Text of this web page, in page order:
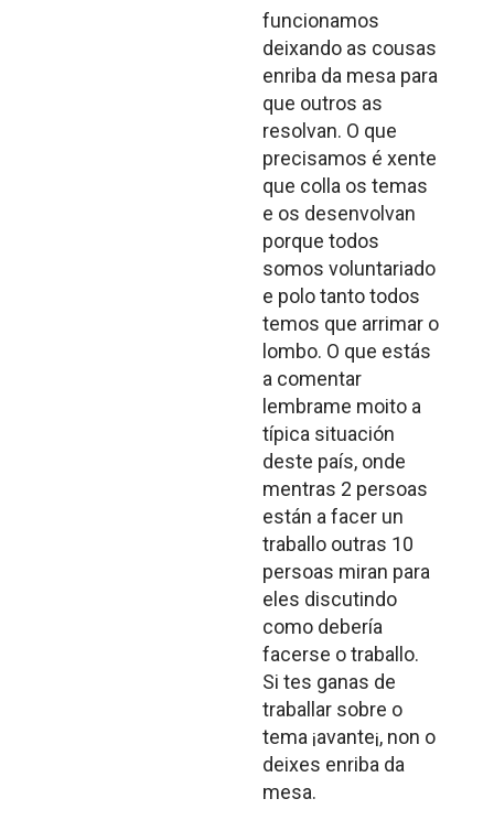
funcionamos
deixando as cousas
enriba da mesa para
que outros as
resolvan. O que
precisamos é xente
que colla os temas
e os desenvolvan
porque todos
somos voluntariado
e polo tanto todos
temos que arrimar o
lombo. O que estás
a comentar
lembrame moito a
típica situación
deste país, onde
mentras 2 persoas
están a facer un
traballo outras 10
persoas miran para
eles discutindo
como debería
facerse o traballo.
Si tes ganas de
traballar sobre o
tema ¡avante¡, non o
deixes enriba da
mesa.